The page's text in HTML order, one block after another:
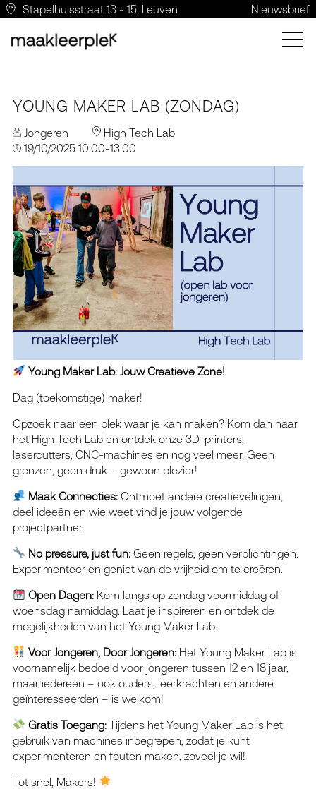
Stapelhuisstraat 13 - 15, Leuven Nieuwsbrief
YOUNG MAKER LAB (ZONDAG)
Jongeren
High Tech Lab
19/10/2025 10:00-13:00
Young Maker Lab: Jouw Creatieve Zone!
Dag (toekomstige) maker!
Opzoek naar een plek waar je kan maken? Kom dan naar
het High Tech Lab en ontdek onze 3D-printers,
lasercutters, CNC-machines en nog veel meer. Geen
grenzen, geen druk – gewoon plezier!
Maak Connecties: Ontmoet andere creatievelingen,
deel ideeën en wie weet vind je jouw volgende
projectpartner.
No pressure, just fun: Geen regels, geen verplichtingen.
Experimenteer en geniet van de vrijheid om te creëren.
Open Dagen: Kom langs op zondag voormiddag of
woensdag namiddag. Laat je inspireren en ontdek de
mogelijkheden van het Young Maker Lab.
Voor Jongeren, Door Jongeren: Het Young Maker Lab is
voornamelijk bedoeld voor jongeren tussen 12 en 18 jaar,
maar iedereen – ook ouders, leerkrachten en andere
geïnteresseerden – is welkom!
Gratis Toegang: Tijdens het Young Maker Lab is het
gebruik van machines inbegrepen, zodat je kunt
experimenteren en fouten maken, zoveel je wil!
Tot snel, Makers!